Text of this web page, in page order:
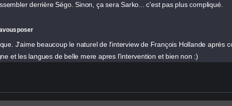
derrière Ségo. Sinon, ça sera Sarko... c'est pas plus compliqué.
J'aime beaucoup le naturel de l'interview de François Hollande après
et les langues de belle mere apres l'intervention et bien non :)